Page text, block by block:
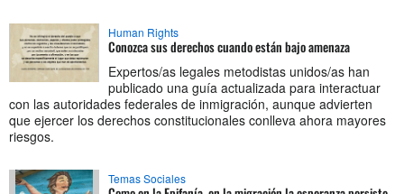
Human Rights
Conozca sus derechos cuando están bajo amenaza
Expertos/as legales metodistas unidos/as han
publicado una guía actualizada para interactuar
con las autoridades federales de inmigración, aunque advierten
que ejercer los derechos constitucionales conlleva ahora mayores
riesgos.
Temas Sociales